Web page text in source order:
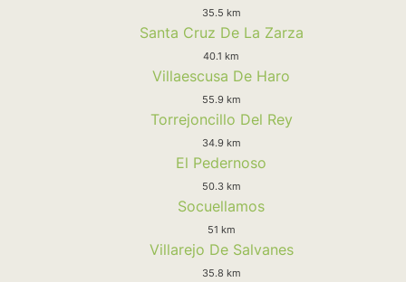
35.5 km
Santa Cruz De La Zarza
40.1 km
Villaescusa De Haro
55.9 km
Torrejoncillo Del Rey
34.9 km
El Pedernoso
50.3 km
Socuellamos
51 km
Villarejo De Salvanes
35.8 km